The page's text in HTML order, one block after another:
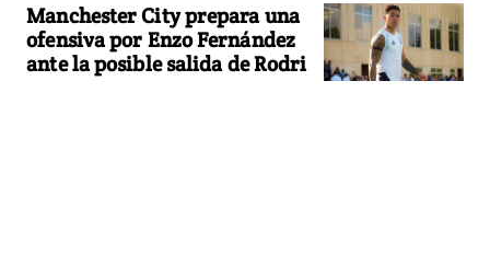
Manchester City prepara una
ofensiva por Enzo Fernández
ante la posible salida de Rodri